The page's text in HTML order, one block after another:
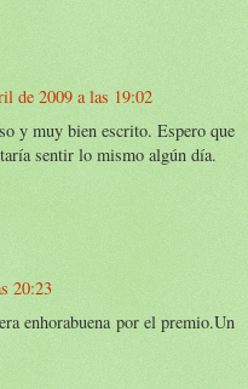
de 2009 a las 19:02
y muy bien escrito. Espero que
sentir lo mismo algún día.
20:23
enhorabuena por el premio.Un